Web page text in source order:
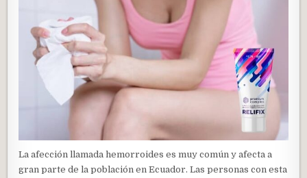
La afección llamada hemorroides es muy común y afecta a
gran parte de la población en Ecuador. Las personas con esta